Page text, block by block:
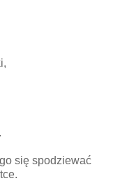
się spodziewać